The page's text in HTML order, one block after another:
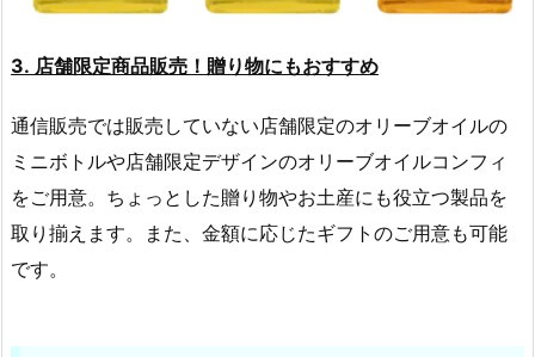
3. 店舗限定商品販売！贈り物にもおすすめ
通信販売では販売していない店舗限定のオリーブオイルの
ミニボトルや店舗限定デザインのオリーブオイルコンフィ
をご用意。ちょっとした贈り物やお土産にも役立つ製品を
取り揃えます。また、金額に応じたギフトのご用意も可能
です。